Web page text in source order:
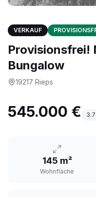
VERKAUF
Provisionsfrei!
Bungalow
19217 Rieps
545.000 €
145 m²
Wohnfläche